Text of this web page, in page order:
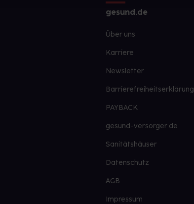
gesund.de
Über uns
Karriere
Newsletter
Barrierefreiheitserklärung
PAYBACK
gesund-versorger.de
Sanitätshäuser
Datenschutz
AGB
Impressum